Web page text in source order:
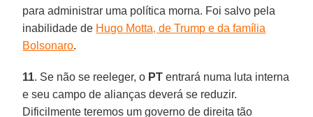
para administrar uma política morna. Foi salvo pela
inabilidade de Hugo Motta, de Trump e da família
Bolsonaro.
11. Se não se reeleger, o PT entrará numa luta interna
e seu campo de alianças deverá se reduzir.
Dificilmente teremos um governo de direita tão